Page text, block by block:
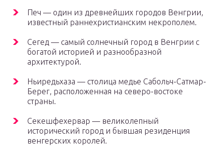
Печ — один из древнейших городов Венгрии,
известный раннехристианским некрополем.
Сегед — самый солнечный город в Венгрии с
богатой историей и разнообразной
архитектурой.
Ньиредьхаза — столица медье Сабольч-Сатмар-
Берег, расположенная на северо-востоке
страны.
Секешфехервар — великолепный
исторический город и бывшая резиденция
венгерских королей.